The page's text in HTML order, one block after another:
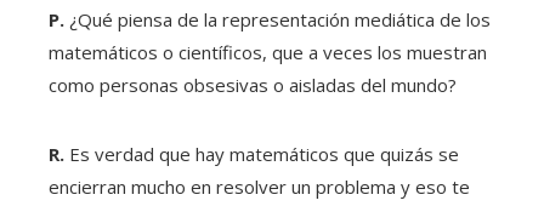
P. ¿Qué piensa de la representación mediática de los
matemáticos o científicos, que a veces los muestran
como personas obsesivas o aisladas del mundo?
R. Es verdad que hay matemáticos que quizás se
encierran mucho en resolver un problema y eso te